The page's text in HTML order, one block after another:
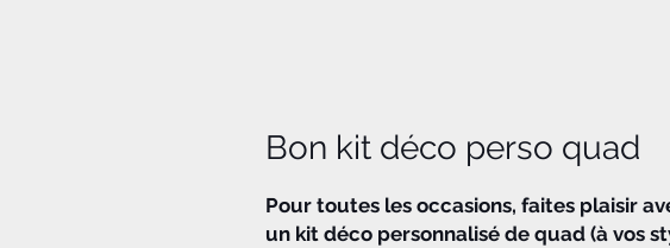
Bon kit déco perso quad
Pour toutes les occasions, faites plaisir
un kit déco personnalisé de quad (à vos